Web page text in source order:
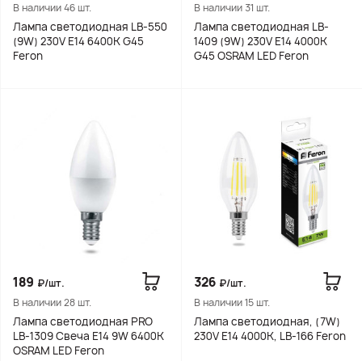
В наличии 46 шт.
Лампа светодиодная LB-550
(9W) 230V E14 6400K G45
Feron
В наличии 31 шт.
Лампа светодиодная LB-
1409 (9W) 230V E14 4000K
G45 OSRAM LED Feron
189 ₽/шт.
В наличии 28 шт.
Лампа светодиодная PRO
LB-1309 Свеча E14 9W 6400K
OSRAM LED Feron
326 ₽/шт.
В наличии 15 шт.
Лампа светодиодная, (7W)
230V E14 4000K, LB-166 Feron